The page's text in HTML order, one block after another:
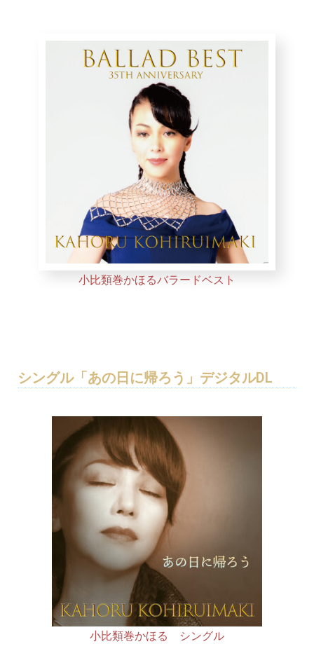
小比類巻かほるバラードベスト
シングル「あの日に帰ろう」デジタルDL
小比類巻かほる シングル